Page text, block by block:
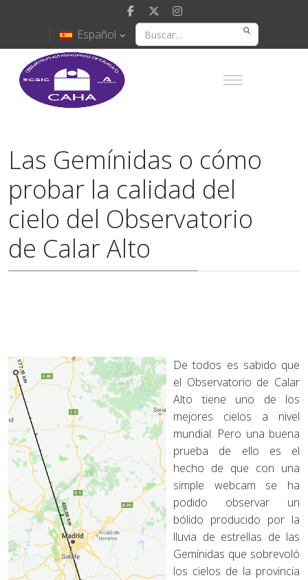
Español
Las Gemínidas o cómo
probar la calidad del
cielo del Observatorio
de Calar Alto
De todos es sabido que
el Observatorio de Calar
Alto tiene uno de los
mejores cielos a nivel
mundial. Pero una buena
prueba de ello es el
hecho de que con una
simple webcam se ha
podido observar un
bólido producido por la
lluvia de estrellas de las
Gemínidas que sobrevoló
los cielos de la provincia